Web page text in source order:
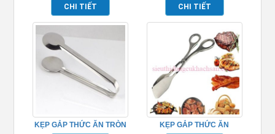
CHI TIẾT
CHI TIẾT
KẸP GẮP THỨC ĂN TRÒN
KẸP GẮP THỨC ĂN